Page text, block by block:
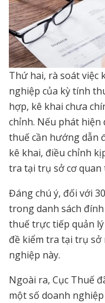
Thứ hai, rà soát việc
nghiệp của kỳ tính
hợp, kê khai chưa
chỉnh. Nếu phát hiện
thuế cần hướng dẫn
kê khai, điều chỉnh
tra tại trụ sở cơ quan
Đáng chú ý, đối với
trong danh sách đính
thuế trực tiếp quản
đề kiểm tra tại trụ sở
nghiệp này.
Ngoài ra, Cục Thuế
một số doanh